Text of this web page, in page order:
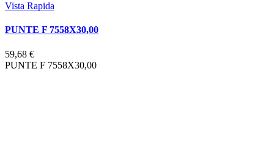
Vista Rapida
PUNTE F 7558X30,00
59,68 €
PUNTE F 7558X30,00